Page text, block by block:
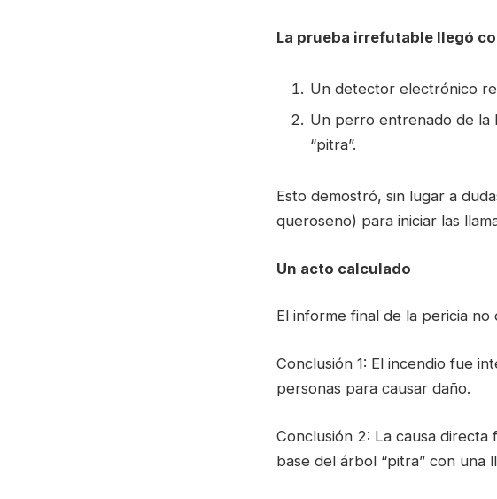
La prueba irrefutable llegó
Un detector electrónico
Un perro entrenado de la
“pitra”.
Esto demostró, sin lugar a
queroseno) para iniciar las
Un acto calculado
El informe final de la pericia no
Conclusión 1: El incendio fue
personas para causar daño.
Conclusión 2: La causa
base del árbol “pitra” con una